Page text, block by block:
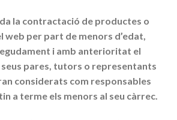
la contractació de productes o
web per part de menors d’edat,
i amb anterioritat el
pares, tutors o representants
considerats com responsables
a terme els menors al seu càrrec.